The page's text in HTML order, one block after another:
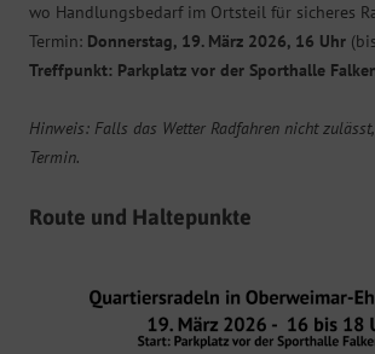
wo Handlungsbedarf im Ortsteil für sicheres
Termin: Donnerstag, 19. März 2026, 16 Uhr
Treffpunkt: Parkplatz vor der Sporthalle
Hinweis: Falls das Wetter Radfahren nicht
Termin.
Route und Haltepunkte